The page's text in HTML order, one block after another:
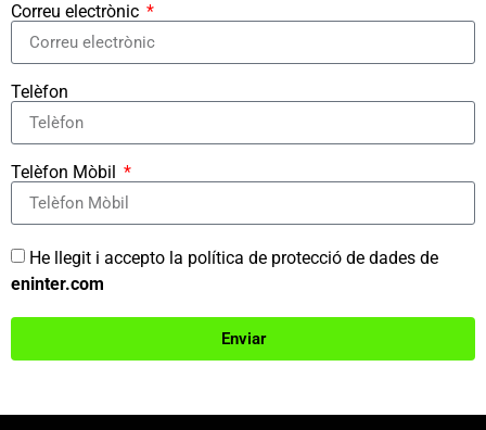
Correu electrònic
Telèfon
Telèfon Mòbil
He llegit i accepto la política de protecció de dades de
eninter.com
Enviar